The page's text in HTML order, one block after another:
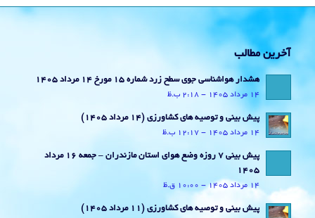
آخرین مطالب
هشدار هواشناسی جوی سطح زرد شماره 15 مورخ 14 مرداد 1405
14 مرداد 1405 - 2:18 ب.ظ
پیش بینی و توصیه های کشاورزی (14 مرداد ۱۴۰۵)
14 مرداد 1405 - 12:17 ب.ظ
پیش بینی 7 روزه وضع هوای استان مازندران – جمعه 16 مرداد
1405
14 مرداد 1405 - 10:00 ق.ظ
پیش بینی و توصیه های کشاورزی (11 مرداد ۱۴۰۵)